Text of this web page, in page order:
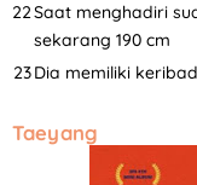
Saat menghadiri
sekarang 190 cm
Dia memiliki
Taeyang